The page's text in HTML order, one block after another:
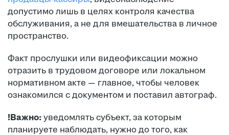
допустимо лишь в целях контроля качества
обслуживания, а не для вмешательства в личное
пространство.
Факт прослушки или видеофиксации можно
отразить в трудовом договоре или локальном
нормативном акте — главное, чтобы человек
ознакомился с документом и поставил автограф.
!Важно: уведомлять субъект, за которым
планируете наблюдать, нужно до того, как